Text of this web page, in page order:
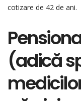
cotizare de 42 de ani.
(adică